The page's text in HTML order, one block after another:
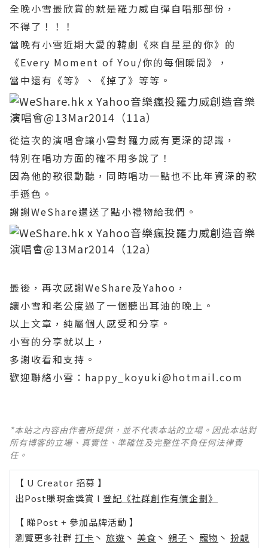
全晚小雪最欣賞的就是羅力威自彈自唱那部份，
不得了！！！
當晚有小雪近期大愛的韓劇《來自星星的你》的
《Every Moment of You/你的每個瞬間》，
當中還有《等》、《掉了》等等。
從這次的演唱會讓小雪對羅力威有更深的認識，
特別在唱功方面的確不用多說了！
因為他的歌很動聽，同時唱功一點也不比年資深的歌
手遜色。
謝謝WeShare還送了點小禮物給我們。
最後，再次感謝WeShare及Yahoo，
讓小雪和老公度過了一個聽出耳油的晚上。
以上文章，純屬個人感受和分享。
小雪的分享就以上，
多謝收看和支持。
歡迎聯絡小雪：happy_koyuki@hotmail.com
*本站之內容由作者所提供，並不代表本站的立場。因此本站對
所有博客的立場、真實性、準確性及完整性不負任何法律責
任。
【 U Creator 招募 】
出Post賺現金獎賞 l 登記《社群創作有價企劃》
【 睇Post + 參加品牌活動 】
瀏覽更多社群 打卡 丶 旅遊 丶 美食 丶 親子 丶 寵物 丶 扮靚